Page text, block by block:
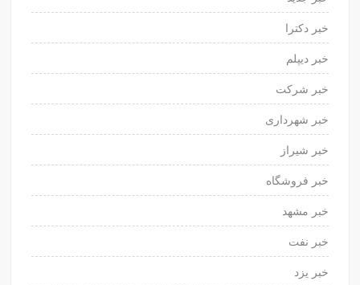
خبر دکترا
خبر دیپلم
خبر شرکت
خبر شهرداری
خبر شیراز
خبر فروشگاه
خبر مشهد
خبر نفت
خبر یزد